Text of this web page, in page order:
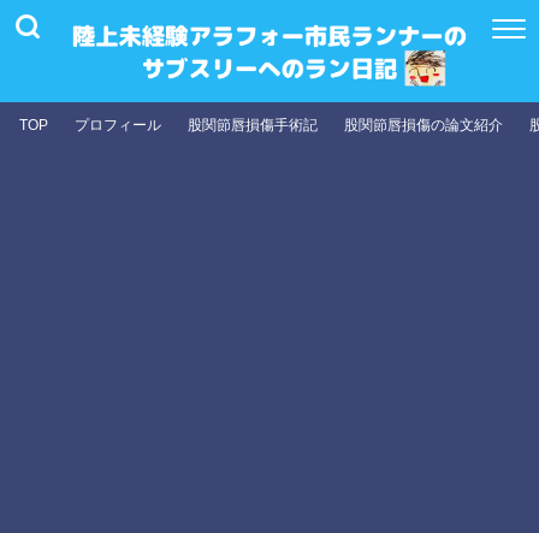
TOP プロフィール 股関節唇損傷手術記 股関節唇損傷の論文紹介